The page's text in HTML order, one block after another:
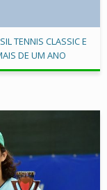
TENNIS CLASSIC E
DE UM ANO